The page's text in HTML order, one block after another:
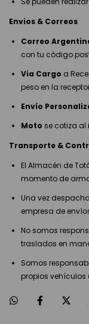
Envios & Correos
Correo
con tu código
Via Cargo a
peso en la
Envío
Moto se cotiza al
Transporte &
El Almacén de
momento de
Una vez
empresa de
No somos
traslados en
Somos
propios vehículos